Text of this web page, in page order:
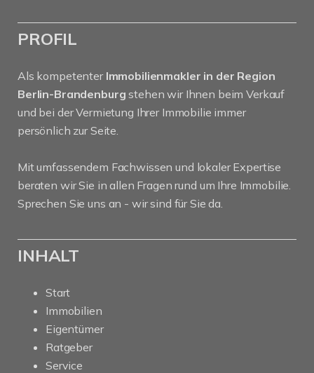
PROFIL
Als kompetenter Immobilienmakler in der Region
Berlin-Brandenburg stehen wir Ihnen beim Verkauf
und bei der Vermietung Ihrer Immobilie immer
persönlich zur Seite.
Mit umfassendem Fachwissen und lokaler Expertise
beraten wir Sie in allen Fragen rund um Ihre Immobilie.
Sprechen Sie uns an - wir sind für Sie da.
INHALT
Start
Immobilien
Eigentümer
Ratgeber
Service